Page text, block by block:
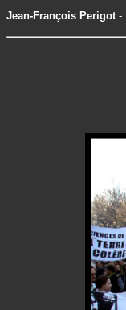
Jean-François Perigot-